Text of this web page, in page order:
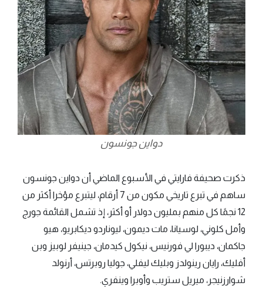
دواين جونسون
ذكرت صحيفة فارايتي في الأسبوع الماضي أن دواين جونسون
ساهم في تبرع تاريخي مكون من 7 أرقام، ليتبرع مؤخرا أكثر من
12 نجمًا كل منهم بمليون دولار أو أكثر، إذ تشمل القائمة جورج
وأمل كلوني، لوسيانا، مات ديمون، ليوناردو ديكابريو، هيو
جاكمان، ديبورا لي فورنيس، نيكول كيدمان، جينيفر لوبيز وبن
أفليك، رايان رينولدز وبليك ليفلي، جوليا روبرتس، أرنولد
شوارزنيجر، ميريل ستريب وأوبرا وينفري.